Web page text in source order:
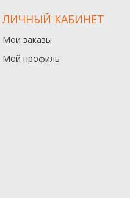
ЛИЧНЫЙ КАБИНЕТ
Мои заказы
Мой профиль